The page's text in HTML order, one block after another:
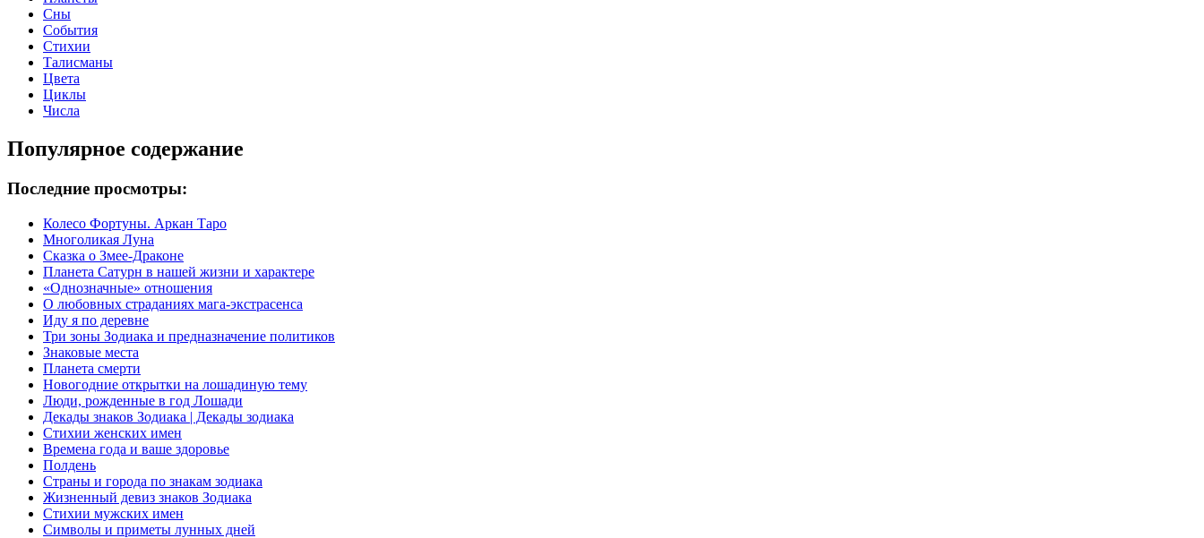
Сны
События
Стихии
Талисманы
Цвета
Циклы
Числа
Популярное содержание
Последние просмотры:
Колесо Фортуны. Аркан Таро
Многоликая Луна
Сказка о Змее-Драконе
Планета Сатурн в нашей жизни и характере
«Однозначные» отношения
О любовных страданиях мага-экстрасенса
Иду я по деревне
Три зоны Зодиака и предназначение политиков
Знаковые места
Планета смерти
Новогодние открытки на лошадиную тему
Люди, рожденные в год Лошади
Декады знаков Зодиака | Декады зодиака
Стихии женских имен
Времена года и ваше здоровье
Полдень
Страны и города по знакам зодиака
Жизненный девиз знаков Зодиака
Стихии мужских имен
Символы и приметы лунных дней